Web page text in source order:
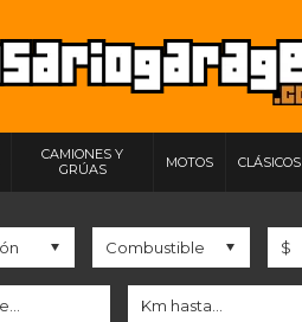
CAMIONES Y
GRÚAS
MOTOS CLÁSICOS